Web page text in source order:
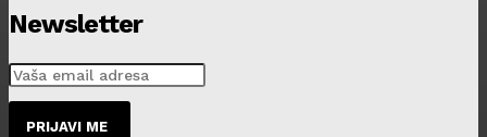
Newsletter
PRIJAVI ME